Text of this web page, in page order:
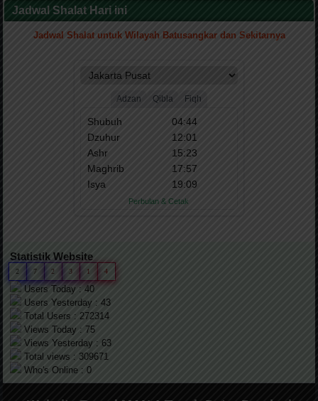
Jadwal Shalat Hari ini
Jadwal Shalat untuk Wilayah Batusangkar dan Sekitarnya
Statistik Website
2 7 2 3 1 4
Users Today : 40
Users Yesterday : 43
Total Users : 272314
Views Today : 75
Views Yesterday : 63
Total views : 309671
Who's Online : 0